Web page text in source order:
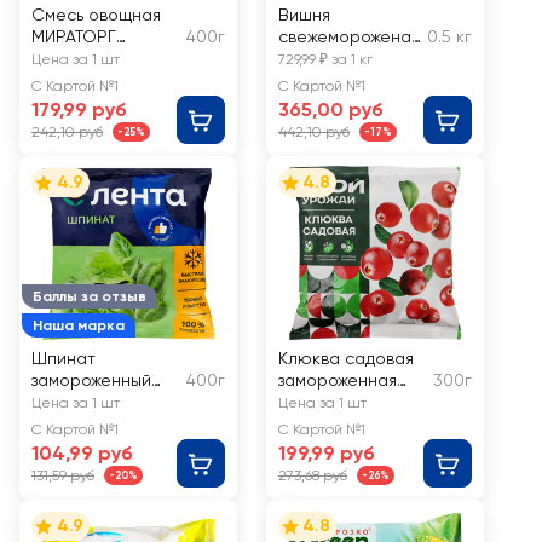
Смесь овощная
МИРАТОРГ
Vитамин Овощи-
гриль, с
итальянскими
травами
400г
Цена за 1 шт
С Картой №1
179,99 руб
242,10 руб -25%
Вишня
свежемороженая
без косточки,
весовая
0.5 кг
729,99 ₽ за 1 кг
С Картой №1
365,00 руб
442,10 руб -17%
Баллы за отзыв
Наша марка
4.9
Шпинат
замороженный
ЛЕНТА
400г
Цена за 1 шт
С Картой №1
104,99 руб
131,59 руб -20%
4.8
Клюква садовая
замороженная
СВОЙ УРОЖАЙ
300г
Цена за 1 шт
С Картой №1
199,99 руб
273,68 руб -26%
4.9 4.8